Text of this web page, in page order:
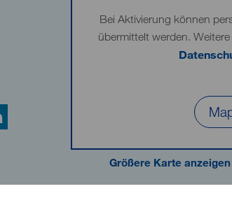
Bei Aktivierung können
übermittelt werden.
Größere Karte anzeigen